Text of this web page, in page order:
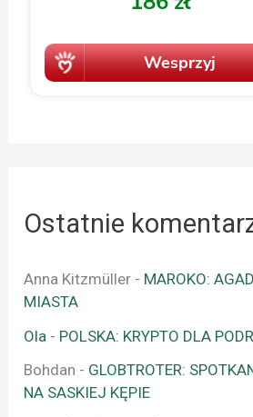
Ostatnie
Anna Kitzmüller - MAROKO:
MIASTA
Ola - POLSKA: KRYPTO DLA
Bohdan - GLOBTROTER:
NA SASKIEJ KĘPIE